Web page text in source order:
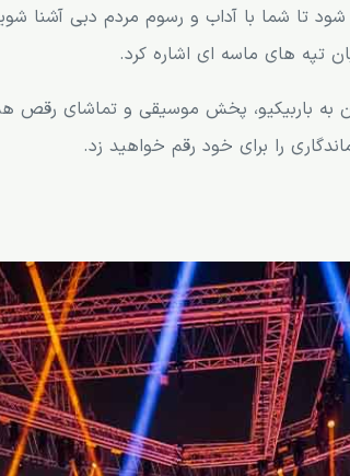
تا شما با آداب و رسوم مردم دبی آشنا
تپه های ماسه ای اشاره کرد.
به باربیکیو، پخش موسیقی و تماشای رقص
را برای خود رقم خواهید زد.